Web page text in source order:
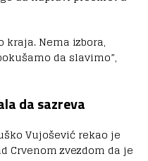
kraja. Nema izbora,
da slavimo”,
da sazreva
Vujošević rekao je
Crvenom zvezdom da je